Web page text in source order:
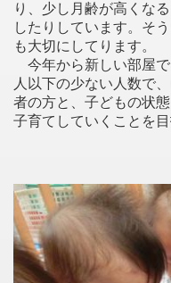
り、少し月齢が高くな
したりしています。そ
も大切にしてります。
今年から新しい部屋で
人以下の少ない人数で
者の方と、子どもの状
子育てしていくことを目